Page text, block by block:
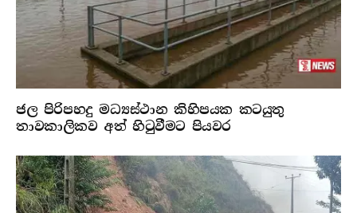
ජල පිරිපහදු මධ්‍යස්ථාන කිහිපයක කටයුතු
තාවකාලිකව අත් හිටුවීමට පියවර